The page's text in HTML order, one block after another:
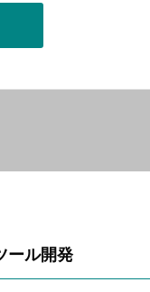
ール開発